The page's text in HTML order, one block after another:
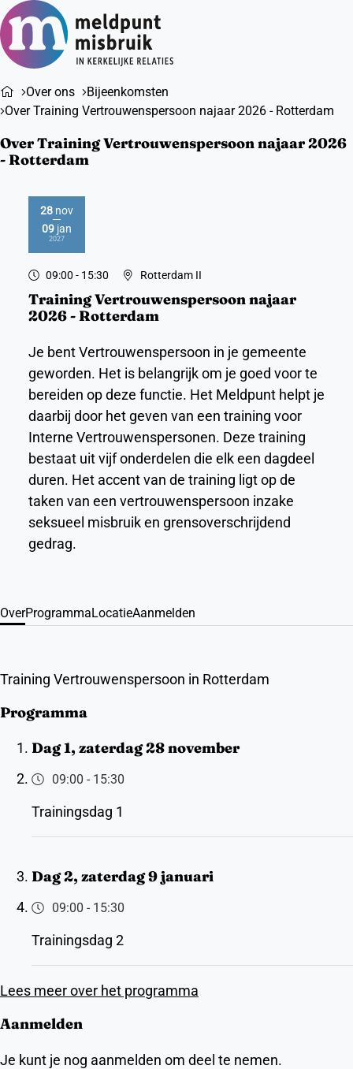
Over ons
Bijeenkomsten
Over Training Vertrouwenspersoon najaar 2026 - Rotterdam
Over Training Vertrouwenspersoon najaar 2026
- Rotterdam
28 nov
2026
09 jan
2027
09:00 - 15:30 Rotterdam II
Training Vertrouwenspersoon najaar
2026 - Rotterdam
Je bent Vertrouwenspersoon in je gemeente
geworden. Het is belangrijk om je goed voor te
bereiden op deze functie. Het Meldpunt helpt je
daarbij door het geven van een training voor
Interne Vertrouwenspersonen. Deze training
bestaat uit vijf onderdelen die elk een dagdeel
duren. Het accent van de training ligt op de
taken van een vertrouwenspersoon inzake
seksueel misbruik en grensoverschrijdend
gedrag.
OverProgrammaLocatieAanmelden
Training Vertrouwenspersoon in Rotterdam
Programma
Dag 1, zaterdag 28 november
09:00 - 15:30
Trainingsdag 1
Dag 2, zaterdag 9 januari
09:00 - 15:30
Trainingsdag 2
Lees meer over het programma
Aanmelden
Je kunt je nog aanmelden om deel te nemen.